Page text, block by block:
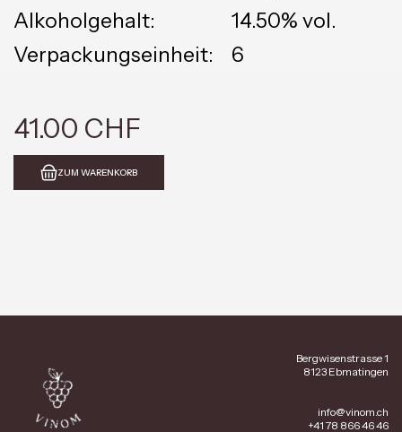
Alkoholgehalt:
14.50% vol.
Verpackungseinheit:
6
41.00 CHF
ZUM WARENKORB
Bergwisenstrasse 1
8123 Ebmatingen
info@vinom.ch
+41 78 866 46 46